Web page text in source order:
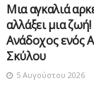
Μια αγκαλιά
αλλάξει μια ζωή!
Ανάδοχος ενός
Σκύλου
5 Αυγούστου 2026